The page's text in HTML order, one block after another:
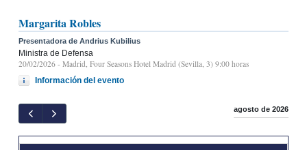
Margarita Robles
Presentadora de Andrius Kubilius
Ministra de Defensa
20/02/2026 - Madrid, Four Seasons Hotel Madrid (Sevilla, 3) 9:00 horas
Información del evento
agosto de 2026